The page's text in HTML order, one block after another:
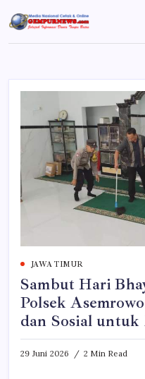
to
content
Gempur
News
Jelajah
Dunia
JAWA TIMUR
Sambut Hari
Polsek
dan Sosial untuk
29 Juni 2026 2 Min Read